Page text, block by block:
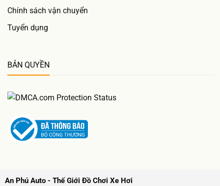
Chính sách vận chuyển
Tuyển dụng
BẢN QUYỀN
An Phú Auto - Thế Giới Đồ Chơi Xe Hơi